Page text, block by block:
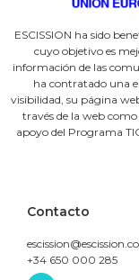
ESCISSION ha sido
cuyo objetivo es
información de las
ha contratado una
visibilidad, su página
través de la web como
apoyo del Programa
Contacto
+34 650 000 285